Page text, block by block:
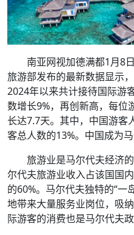
南亚网视加德满都1月8
旅游部发布的最新数据显示
2024年以来共计接待国际游
数增长9%，再创新高，每位
长达7.7天。其中，中国游客
客总人数的13%。中国成为
旅游业是马尔代夫经济
尔代夫旅游业收入占该国国
的60%。马尔代夫独特的“一
地带来大量服务业岗位，吸
际游客的消费也是马尔代夫